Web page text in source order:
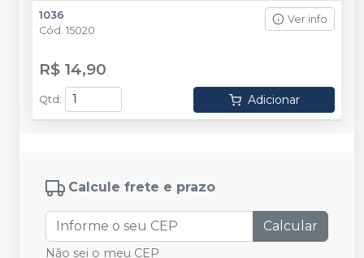
1036
Cód. 15020
Ver info
R$ 14,90
Qtd: Adicionar
Calcule frete e prazo
Calcular
Não sei o meu CEP